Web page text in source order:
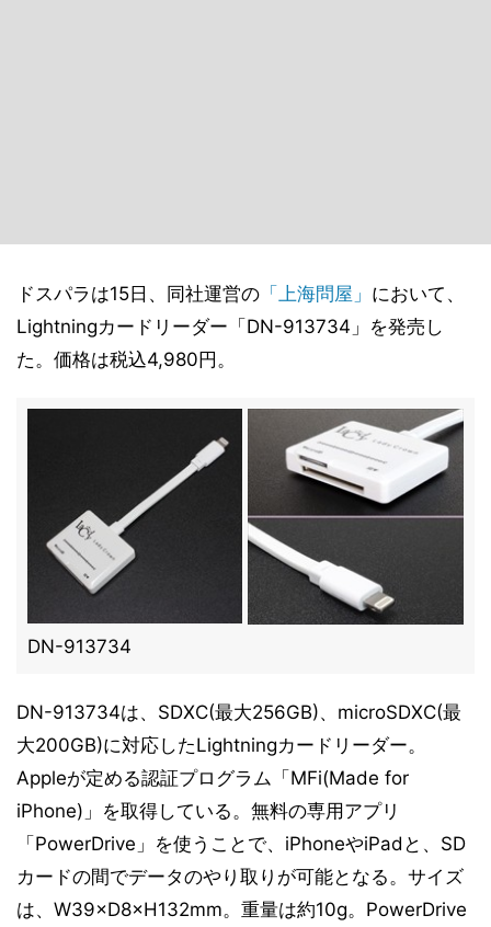
ドスパラは15日、同社運営の 「上海問屋」 において、
Lightningカードリーダー「DN-913734」を発売し
た。価格は税込4,980円。
DN-913734
DN-913734は、SDXC(最大256GB)、microSDXC(最
大200GB)に対応したLightningカードリーダー。
Appleが定める認証プログラム「MFi(Made for
iPhone)」を取得している。無料の専用アプリ
「PowerDrive」を使うことで、iPhoneやiPadと、SD
カードの間でデータのやり取りが可能となる。サイズ
は、W39×D8×H132mm。重量は約10g。PowerDrive